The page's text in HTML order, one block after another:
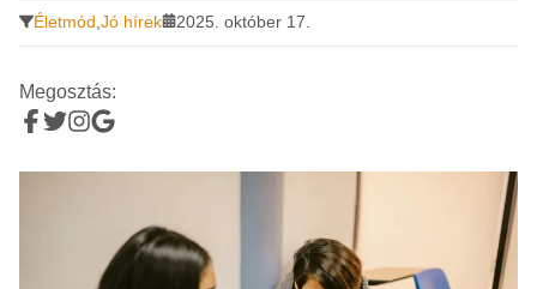
Életmód Jó hírek 2025. október 17.
Megosztás: